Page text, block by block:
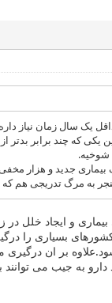
یک سال زمان نیاز
نشده. این یکی که چند
شوخیه.
جدید و هزار مخفی
به مرگ تدریجی هم
و ایجاد خلل
بسیاری را
بر ان درگیری
به جیب می توانند